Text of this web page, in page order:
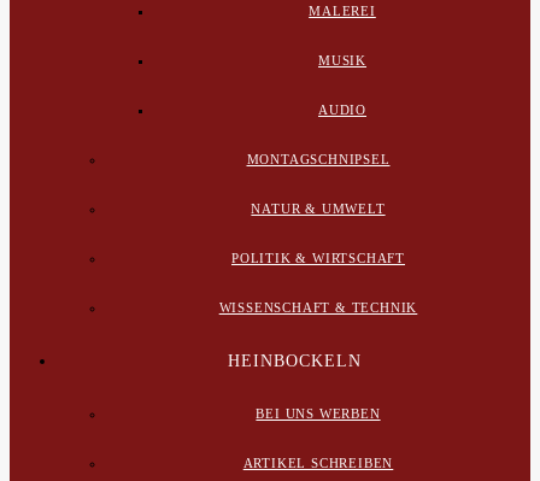
MALEREI
MUSIK
AUDIO
MONTAGSCHNIPSEL
NATUR & UMWELT
POLITIK & WIRTSCHAFT
WISSENSCHAFT & TECHNIK
HEINBOCKELN
BEI UNS WERBEN
ARTIKEL SCHREIBEN